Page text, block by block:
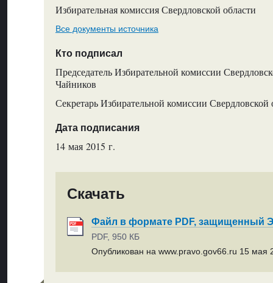
Избирательная комиссия Свердловской области
Все документы источника
Кто подписал
Председатель Избирательной комиссии
Чайников
Секретарь Избирательной комиссии
Дата подписания
14 мая 2015 г.
Скачать
Файл в формате PDF, защищенный
PDF, 950 КБ
Опубликован на www.pravo.gov66.ru 15 мая